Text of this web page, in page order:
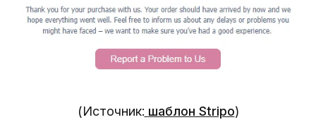
(Источник: шаблон Stripo)